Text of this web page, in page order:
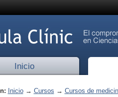
Inicio
Inicio→ Cursos → Cursos de